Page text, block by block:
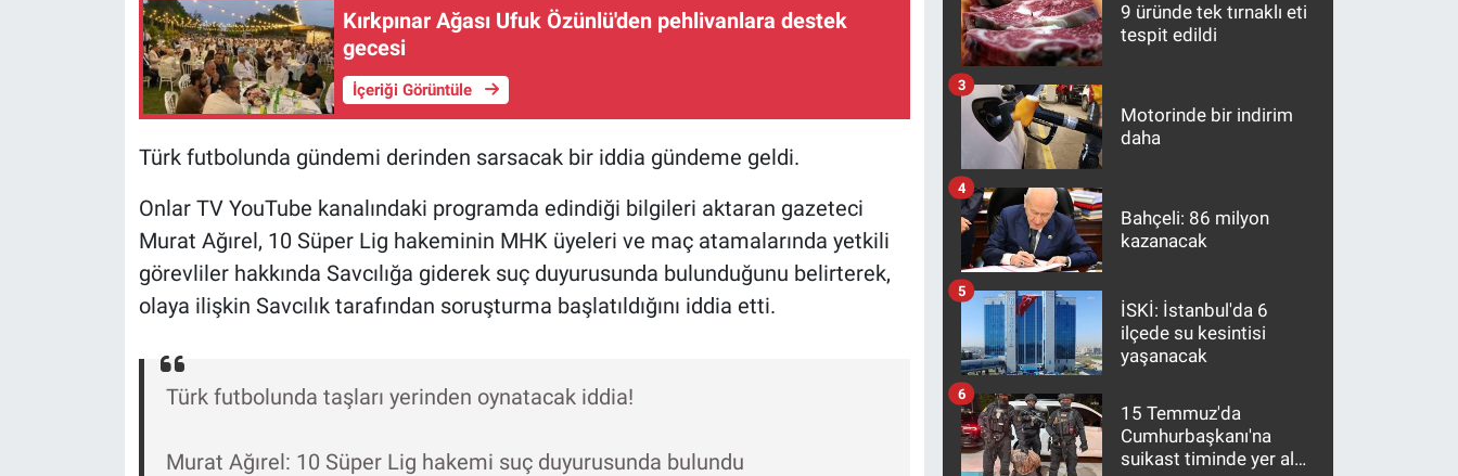
Kırkpınar Ağası Ufuk Özünlü'den pehlivanlara destek
gecesi
İçeriği Görüntüle
Türk futbolunda gündemi derinden sarsacak bir iddia gündeme geldi.
Onlar TV YouTube kanalındaki programda edindiği bilgileri aktaran gazeteci
Murat Ağırel, 10 Süper Lig hakeminin MHK üyeleri ve maç atamalarında yetkili
görevliler hakkında Savcılığa giderek suç duyurusunda bulunduğunu belirterek,
olaya ilişkin Savcılık tarafından soruşturma başlatıldığını iddia etti.
Türk futbolunda taşları yerinden oynatacak iddia!
Murat Ağırel: 10 Süper Lig hakemi suç duyurusunda bulundu
9 üründe tek tırnaklı eti
tespit edildi
Motorinde bir indirim
daha
3
Bahçeli: 86 milyon
kazanacak
4
İSKİ: İstanbul'da 6
ilçede su kesintisi
yaşanacak
5
15 Temmuz'da
Cumhurbaşkanı'na
suikast timinde yer alan
6
Koronavirüs
Kültür Sanat
Ne demişti